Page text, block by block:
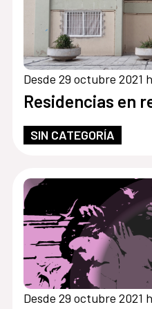
Desde 29 octubre 2021
Residencias en
SIN CATEGORÍA
Desde 29 octubre 2021